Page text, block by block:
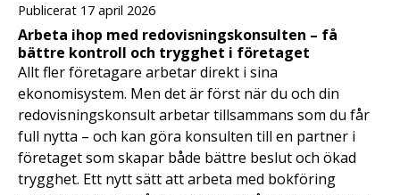
Publicerat 17 april 2026
Arbeta ihop med redovisningskonsulten – få
bättre kontroll och trygghet i företaget
Allt fler företagare arbetar direkt i sina
ekonomisystem. Men det är först när du och din
redovisningskonsult arbetar tillsammans som du får
full nytta – och kan göra konsulten till en partner i
företaget som skapar både bättre beslut och ökad
trygghet. Ett nytt sätt att arbeta med bokföring